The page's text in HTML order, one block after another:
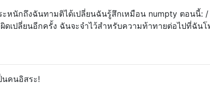
ะหนักถึงฉันทามติได้เปลี่ยนฉันรู้สึกเหมือน numpty ตอนนี้:
ดเปลี่ยนอีกครั้ง ฉันจะจำไว้สำหรับความท้าทายต่อไปที่ฉัน
นคนอิสระ!